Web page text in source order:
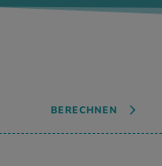
BERECHNEN